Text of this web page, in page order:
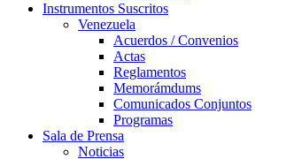
Instrumentos Suscritos
Venezuela
Acuerdos / Convenios
Actas
Reglamentos
Memorámdums
Comunicados Conjuntos
Programas
Sala de Prensa
Noticias